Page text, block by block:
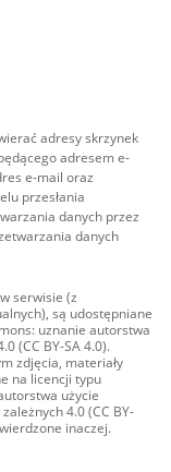
adresy skrzynek
adresem e-
e-mail oraz
przesłania
danych przez
danych
serwisie (z
są udostępniane
uznanie autorstwa
(CC BY-SA 4.0).
zdjęcia, materiały
na licencji typu
użycie
4.0 (CC BY-
inaczej.